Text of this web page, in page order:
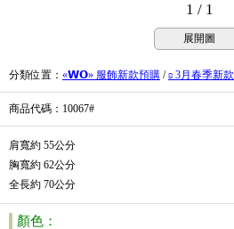
1 / 1
展開圖
分類位置 ： «𝗪𝗢» 服飾新款預購 /ʚ 3月春季新款
商品代碼 ：10067#
肩寬約 55公分
胸寬約 62公分
全長約 70公分
顏色：